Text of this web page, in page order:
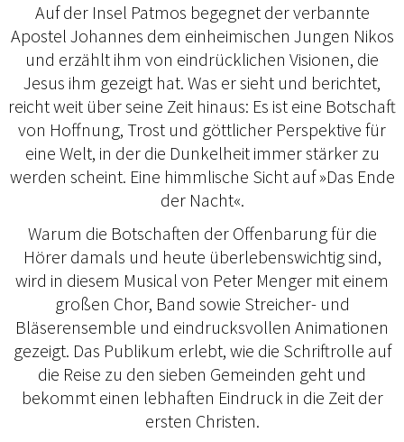
Auf der Insel Patmos begegnet der verbannte
Apostel Johannes dem einheimischen Jungen Nikos
und erzählt ihm von eindrücklichen Visionen, die
Jesus ihm gezeigt hat. Was er sieht und berichtet,
reicht weit über seine Zeit hinaus: Es ist eine Botschaft
von Hoffnung, Trost und göttlicher Perspektive für
eine Welt, in der die Dunkelheit immer stärker zu
werden scheint. Eine himmlische Sicht auf »Das Ende
der Nacht«.
Warum die Botschaften der Offenbarung für die
Hörer damals und heute überlebens­wichtig sind,
wird in diesem Musical von Peter Menger mit einem
großen Chor, Band sowie Streicher- und
Bläserensemble und eindrucksvollen Animationen
gezeigt. Das Publikum erlebt, wie die Schriftrolle auf
die Reise zu den sieben Gemeinden geht und
bekommt einen lebhaften Eindruck in die Zeit der
ersten Christen.